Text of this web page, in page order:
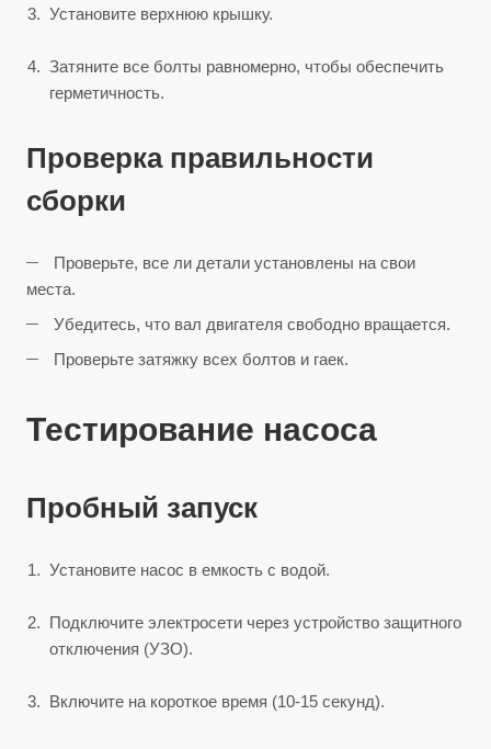
Установите верхнюю крышку.
Затяните все болты равномерно, чтобы обеспечить
герметичность.
Проверка правильности
сборки
Проверьте, все ли детали установлены на свои
места.
Убедитесь, что вал двигателя свободно вращается.
Проверьте затяжку всех болтов и гаек.
Тестирование насоса
Пробный запуск
Установите насос в емкость с водой.
Подключите электросети через устройство защитного
отключения (УЗО).
Включите на короткое время (10-15 секунд).